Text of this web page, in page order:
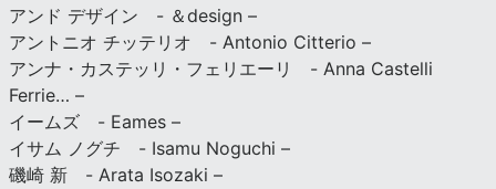
アンド デザイン - ＆design –
アントニオ チッテリオ - Antonio Citterio –
アンナ・カステッリ・フェリエーリ - Anna Castelli
Ferrie… –
イームズ - Eames –
イサム ノグチ - Isamu Noguchi –
磯崎 新 - Arata Isozaki –